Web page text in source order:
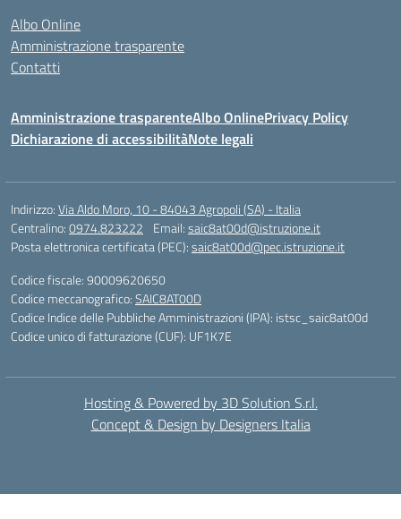
Albo Online
Amministrazione trasparente
Contatti
Amministrazione trasparenteAlbo OnlinePrivacy Policy
Dichiarazione di accessibilitàNote legali
Indirizzo:Via Aldo Moro, 10 - 84043 Agropoli (SA) - Italia
Centralino:0974.823222 Email:saic8at00d@istruzione.it
Posta elettronica certificata (PEC):saic8at00d@pec.istruzione.it
Codice fiscale: 90009620650
Codice meccanografico:SAIC8AT00D
Codice Indice delle Pubbliche Amministrazioni (IPA): istsc_saic8at00d
Codice unico di fatturazione (CUF): UF1K7E
Hosting & Powered by 3D Solution S.r.l.
Concept & Design by Designers Italia